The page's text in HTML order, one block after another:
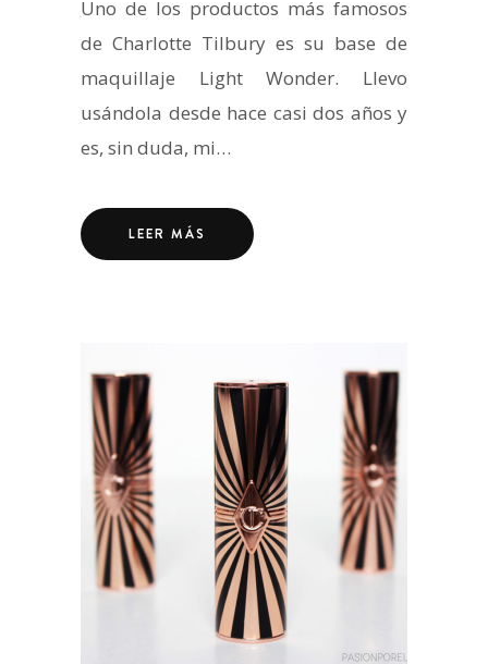
Uno de los productos más famosos
de Charlotte Tilbury es su base de
maquillaje Light Wonder. Llevo
usándola desde hace casi dos años y
es, sin duda, mi…
LEER MÁS